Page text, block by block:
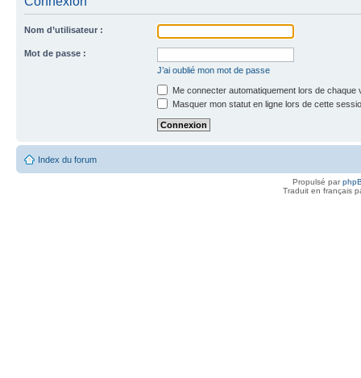
Nom d’utilisateur :
Mot de passe :
J’ai oublié mon mot de passe
Me connecter automatiquement lors de chaque
Masquer mon statut en ligne lors de cette
Index du forum
Propulsé par
Traduit en français